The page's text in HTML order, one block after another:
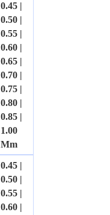
0.45 |
0.50 |
0.55 |
0.60 |
0.65 |
0.70 |
0.75 |
0.80 |
0.85 |
1.00
Mm
0.45 |
0.50 |
0.55 |
0.60 |